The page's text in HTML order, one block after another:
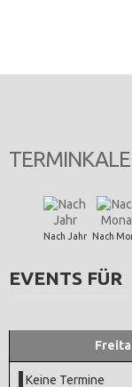
Nach Jahr Nach
EVENTS FÜR
Keine Termine